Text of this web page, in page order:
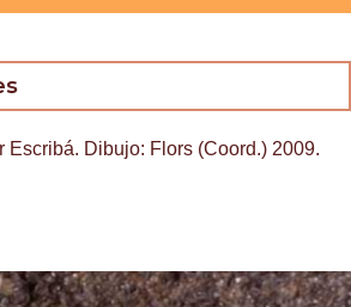
Escribá. Dibujo: Flors (Coord.) 2009.